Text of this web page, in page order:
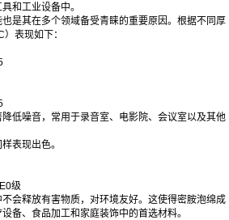
和工业设备中。
是其在多个领域备受青睐的重要原因。根据不同厚
表现如下：
低噪音，常用于录音室、电影院、会议室以及其他
表现出色。
级
会释放有害物质，对环境友好。这使得密胺泡绵成
备、食品加工和家庭装饰中的首选材料。